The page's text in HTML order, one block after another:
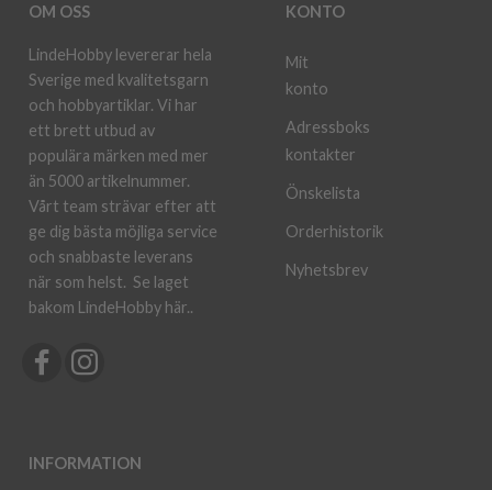
OM OSS
LindeHobby levererar hela
Sverige med kvalitetsgarn
och hobbyartiklar. Vi har
ett brett utbud av
populära märken med mer
än 5000 artikelnummer.
Vårt team strävar efter att
ge dig bästa möjliga service
och snabbaste leverans
när som helst. Se laget
bakom LindeHobby här..
INFORMATION
KONTO
Mit
konto
Adressboks
kontakter
Önskelista
Orderhistorik
Nyhetsbrev